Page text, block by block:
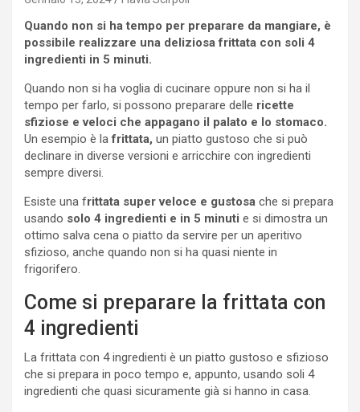
Quando non si ha tempo per preparare da mangiare, è
possibile realizzare una deliziosa frittata con soli 4
ingredienti in 5 minuti.
Quando non si ha voglia di cucinare oppure non si ha il
tempo per farlo, si possono preparare delle ricette
sfiziose e veloci che appagano il palato e lo stomaco.
Un esempio è lafrittata, un piatto gustoso che si può
declinare in diverse versioni e arricchire con ingredienti
sempre diversi.
Esiste una frittata super veloce e gustosa che si prepara
usando solo 4 ingredienti e in 5 minuti e si dimostra un
ottimo salva cena o piatto da servire per un aperitivo
sfizioso, anche quando non si ha quasi niente in
frigorifero.
Come si preparare la frittata con
4 ingredienti
La frittata con 4 ingredienti è un piatto gustoso e sfizioso
che si prepara in poco tempo e, appunto, usando soli 4
ingredienti che quasi sicuramente già si hanno in casa.